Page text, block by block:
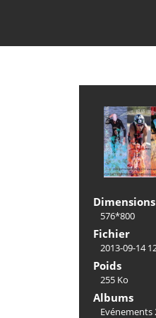
Dimensions
576*800
Fichier
2013-09-14
Poids
255 Ko
Albums
Evénements